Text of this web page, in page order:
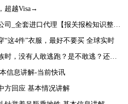
超越Visa→
_全套进口代理【报关报检知识整理】
“这4件”衣服，最好不要买 全球实时
没有人敢逃跑？是不敢逃？还是不能逃
信息讲解-当前快讯
方回应 基本情况讲解